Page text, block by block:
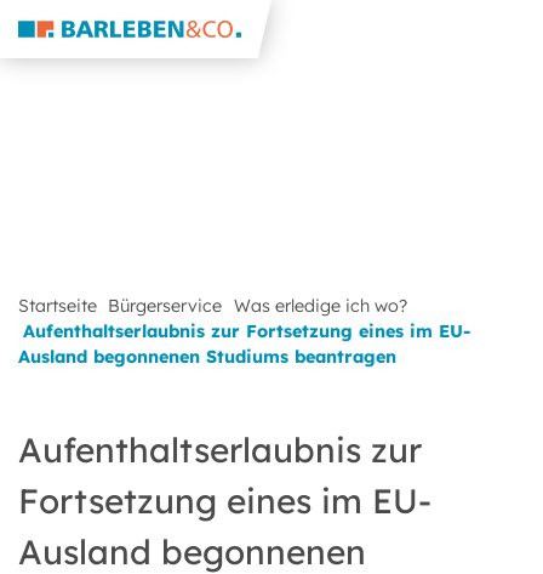
Startseite Bürgerservice Was erledige ich wo?
Aufenthaltserlaubnis zur Fortsetzung eines im EU-
Ausland begonnenen Studiums beantragen
Aufenthaltserlaubnis zur
Fortsetzung eines im EU-
Ausland begonnenen